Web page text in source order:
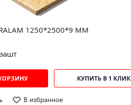
1250*2500*9 ММ
зашт
КУПИТЬ В 1 КЛИК
В избранное